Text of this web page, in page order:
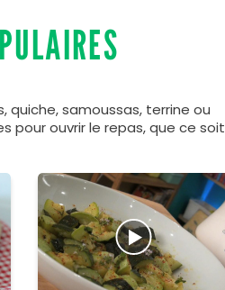
samoussas, terrine ou
pour ouvrir le repas, que ce soit